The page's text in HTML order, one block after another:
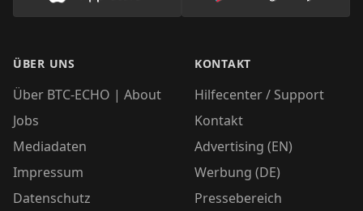
ÜBER UNS
Über BTC-ECHO | About
Jobs
Mediadaten
Impressum
Datenschutz
KONTAKT
Hilfecenter / Support
Kontakt
Advertising (EN)
Werbung (DE)
Pressebereich